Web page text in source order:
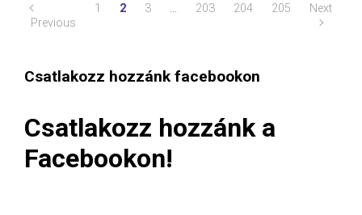
Previous
1 2 3 … 203 204 205 Next
Csatlakozz hozzánk facebookon
Csatlakozz hozzánk a
Facebookon!